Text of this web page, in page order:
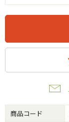
商品コード